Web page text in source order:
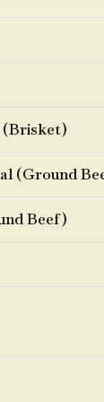
(Brisket)
(Ground
Beef)